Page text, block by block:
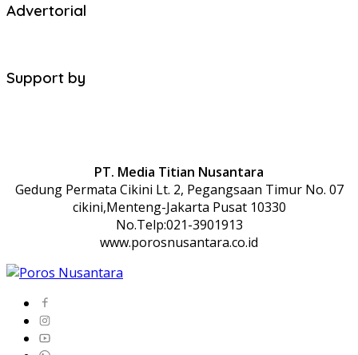
Advertorial
Support by
PT. Media Titian Nusantara
Gedung Permata Cikini Lt. 2, Pegangsaan Timur No. 07
cikini,Menteng-Jakarta Pusat 10330
No.Telp:021-3901913
www.porosnusantara.co.id